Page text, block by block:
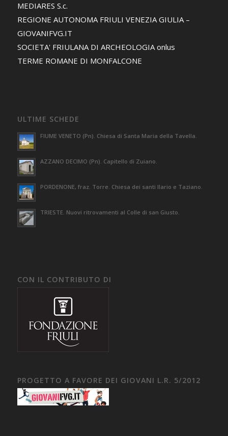
MEDIARES S.c.
REGIONE AUTONOMA FRIULI VENEZIA GIULIA –
GIOVANIFVG.IT
SOCIETA' FRIULANA DI ARCHEOLOGIA onlus
TERME ROMANE DI MONFALCONE
ULTIME SCHEDE
FIUME VENETO (Pn). Chiesa di Santa Maria della Tavella.
AZZANO DECIMO (Pn). Capitello di Zuiano.
PORDENONE, fraz. Torre. Chiesa dei santi Ilario e Taziano.
TRIESTE. Nuovi ritrovamenti al Colle di san Giusto.
CON IL CONTRIBUTO DI
PROGETTO A FAVORE DEI GIOVANI L.R. 5/2012